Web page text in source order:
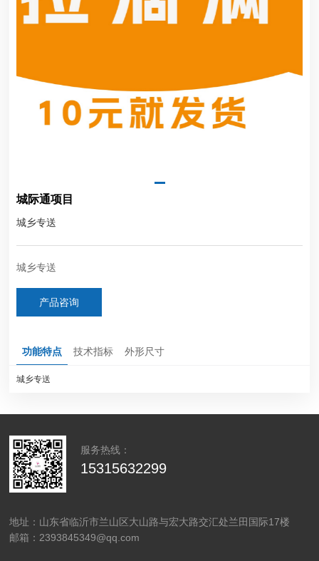
城际通项目
城乡专送
城乡专送
产品咨询
功能特点 技术指标 外形尺寸
城乡专送
服务热线：
15315632299
地址：山东省临沂市兰山区大山路与宏大路交汇处兰田国际17楼
邮箱：2393845349@qq.com